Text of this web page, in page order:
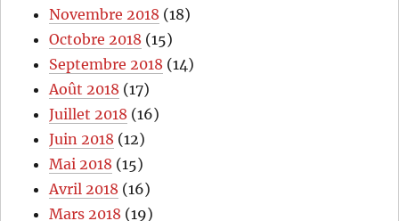
Novembre 2018 (18)
Octobre 2018 (15)
Septembre 2018 (14)
Août 2018 (17)
Juillet 2018 (16)
Juin 2018 (12)
Mai 2018 (15)
Avril 2018 (16)
Mars 2018 (19)